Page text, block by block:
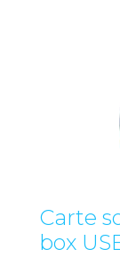
Carte
box